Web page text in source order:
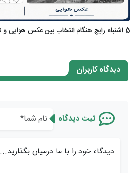
5 اشتباه رایج هنگام انتخاب بین عکس هوایی و نقشه هوایی
دیدگاه کاربران
ثبت دیدگاه
دیدگاه خود را با ما درمیان بگذارید...